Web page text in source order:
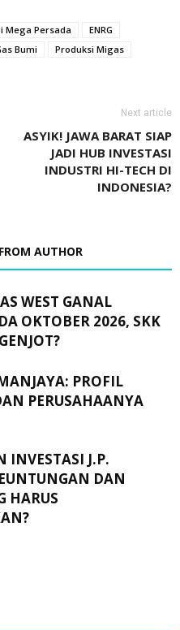
Mega Persada
ENRG
Bumi
Produksi Migas
Next article
ASYIK! JAWA BARAT SIAP
JADI HUB INVESTASI
INDUSTRI HI-TECH DI
INDONESIA?
AUTHOR
WEST GANAL
OKTOBER 2026, SKK
PROFIL
PERUSAHAANYA
INVESTASI J.P.
DAN
HARUS